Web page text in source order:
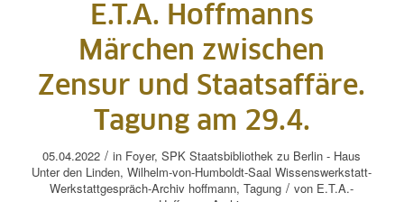
E.T.A. Hoffmanns
Märchen zwischen
Zensur und Staatsaffäre.
Tagung am 29.4.
05.04.2022 / in Foyer,SPK Staatsbibliothek zu Berlin - Haus
Unter den Linden, Wilhelm-von-Humboldt-Saal Wissenswerkstatt-
Werkstattgespräch-Archiv hoffmann,Tagung / von E.T.A.-